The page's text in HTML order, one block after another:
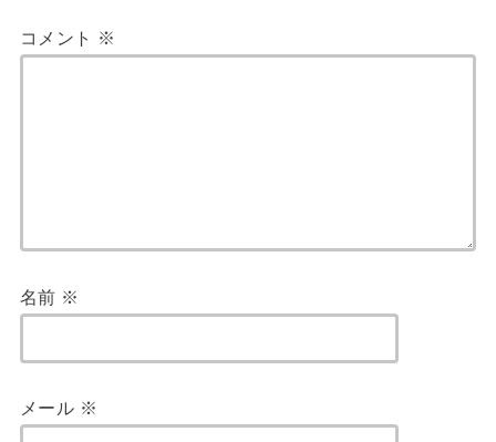
コメント ※
名前 ※
メール ※